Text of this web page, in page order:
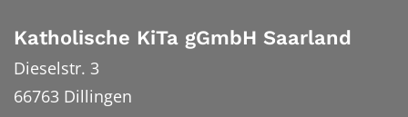
Katholische KiTa gGmbH Saarland
Dieselstr. 3
66763 Dillingen